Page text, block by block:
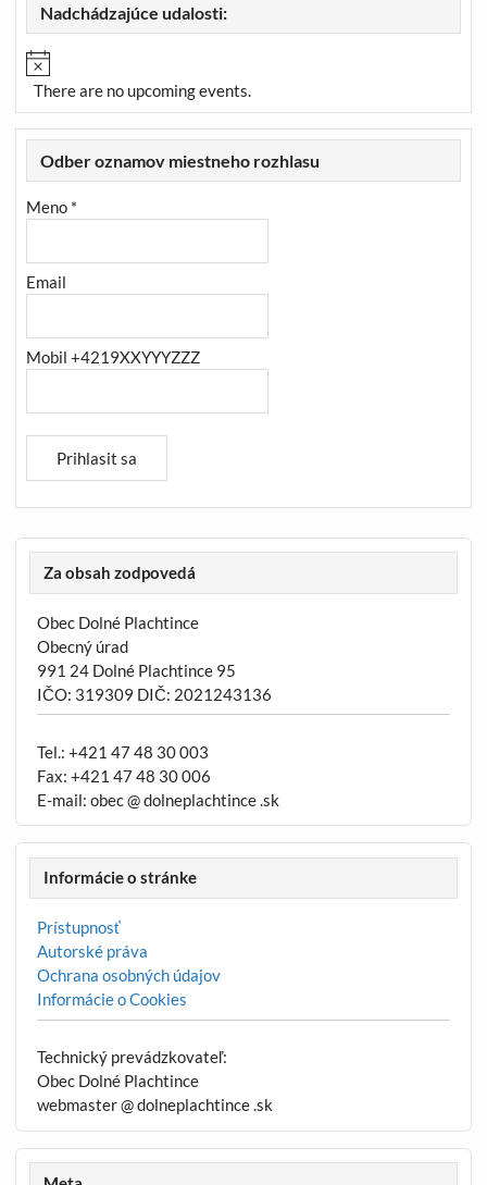
Nadchádzajúce udalosti:
There are no upcoming events.
Odber oznamov miestneho rozhlasu
Meno *
Email
Mobil +4219XXYYYZZZ
Za obsah zodpovedá
Obec Dolné Plachtince
Obecný úrad
991 24 Dolné Plachtince 95
IČO: 319309 DIČ: 2021243136
Tel.: +421 47 48 30 003
Fax: +421 47 48 30 006
E-mail: obec @ dolneplachtince .sk
Informácie o stránke
Prístupnosť
Autorské práva
Ochrana osobných údajov
Informácie o Cookies
Technický prevádzkovateľ:
Obec Dolné Plachtince
webmaster @ dolneplachtince .sk